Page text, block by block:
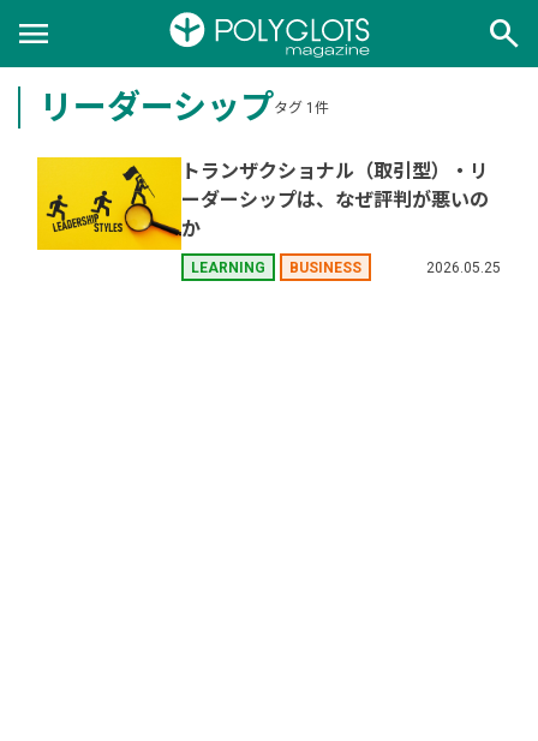
menu search
リーダーシップタグ 1件
トランザクショナル（取引型）・リ
ーダーシップは、なぜ評判が悪いの
か
LEARNING BUSINESS 2026.05.25